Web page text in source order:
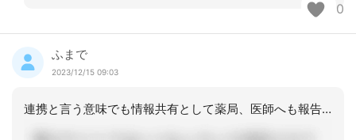
0
ふまで
2023/12/15 09:03
連携と言う意味でも情報共有として薬局、医師へも報告をしておいた方が良いですね